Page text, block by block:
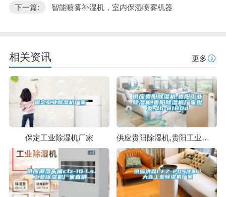
下一篇:
智能喷雾补湿机，室内保湿喷雾机器
相关资讯 更多
保定工业除湿机厂家 供应贵阳除湿机,贵阳工业除湿机,贵阳除湿机厂家批发,dh-8180d